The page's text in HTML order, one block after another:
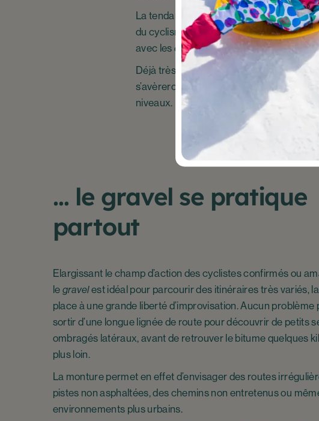
La tendance actuelle du vélo à
du cyclisme. Conclusion : on en parle
avec lese-gravel.
Déjà très polyvalents, cette option
s’avèreront être de parfaits
niveaux.
… le gravel se pratique
partout
Elargissant le champ d’action des cyclistes confirmés ou
le gravelest idéal pour parcourir des itinéraires très variés,
place à une grande liberté d’improvisation. Aucun problème
sortir d’une longue lignée de route pour découvrir de petits
ombragés latéraux, avant de retrouver le bitume quelques
plus loin.
La monture permet en effet d’envisager des routes
pistes non asphaltées, des chemins non entretenus ou
environnements plus urbains.